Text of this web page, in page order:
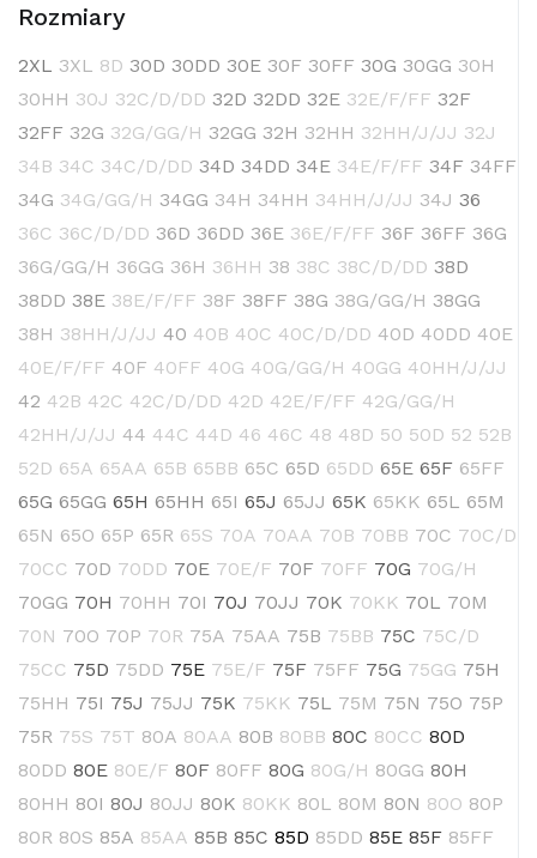
Rozmiary
2XL 3XL 8D 30D 30DD 30E 30F 30FF 30G 30GG 30H
30HH 30J 32C/D/DD 32D 32DD 32E 32E/F/FF 32F
32FF 32G 32G/GG/H 32GG 32H 32HH 32HH/J/JJ 32J
34B 34C 34C/D/DD 34D 34DD 34E 34E/F/FF 34F 34FF
34G 34G/GG/H 34GG 34H 34HH 34HH/J/JJ 34J 36
36C 36C/D/DD 36D 36DD 36E 36E/F/FF 36F 36FF 36G
36G/GG/H 36GG 36H 36HH 38 38C 38C/D/DD 38D
38DD 38E 38E/F/FF 38F 38FF 38G 38G/GG/H 38GG
38H 38HH/J/JJ 40 40B 40C 40C/D/DD 40D 40DD 40E
40E/F/FF 40F 40FF 40G 40G/GG/H 40GG 40HH/J/JJ
42 42B 42C 42C/D/DD 42D 42E/F/FF 42G/GG/H
42HH/J/JJ 44 44C 44D 46 46C 48 48D 50 50D 52 52B
52D 65A 65AA 65B 65BB 65C 65D 65DD 65E 65F 65FF
65G 65GG 65H 65HH 65I 65J 65JJ 65K 65KK 65L 65M
65N 65O 65P 65R 65S 70A 70AA 70B 70BB 70C 70C/D
70CC 70D 70DD 70E 70E/F 70F 70FF 70G 70G/H
70GG 70H 70HH 70I 70J 70JJ 70K 70KK 70L 70M
70N 70O 70P 70R 75A 75AA 75B 75BB 75C 75C/D
75CC 75D 75DD 75E 75E/F 75F 75FF 75G 75GG 75H
75HH 75I 75J 75JJ 75K 75KK 75L 75M 75N 75O 75P
75R 75S 75T 80A 80AA 80B 80BB 80C 80CC 80D
80DD 80E 80E/F 80F 80FF 80G 80G/H 80GG 80H
80HH 80I 80J 80JJ 80K 80KK 80L 80M 80N 80O 80P
80R 80S 85A 85AA 85B 85C 85D 85DD 85E 85F 85FF